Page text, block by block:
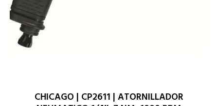
CHICAGO | CP2611 | ATORNILLADOR